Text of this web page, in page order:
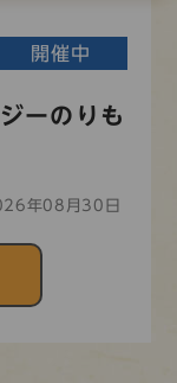
開催中
ーのりも
年08月30日